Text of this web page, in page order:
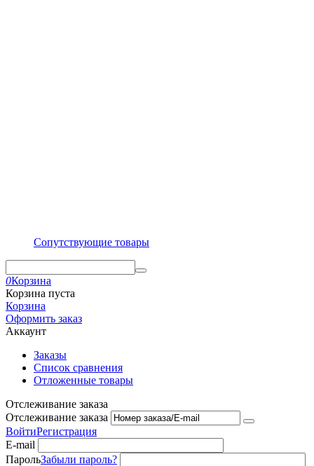
Сопутствующие товары
0Корзина
Корзина пуста
Корзина
Оформить заказ
Аккаунт
Заказы
Список сравнения
Отложенные товары
Отслеживание заказа
Отслеживание заказа
ВойтиРегистрация
E-mail
ПарольЗабыли пароль?